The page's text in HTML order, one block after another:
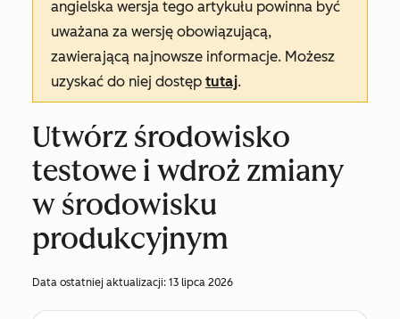
angielska wersja tego artykułu powinna być
uważana za wersję obowiązującą,
zawierającą najnowsze informacje. Możesz
uzyskać do niej dostęp tutaj.
Utwórz środowisko
testowe i wdroż zmiany
w środowisku
produkcyjnym
Data ostatniej aktualizacji: 13 lipca 2026